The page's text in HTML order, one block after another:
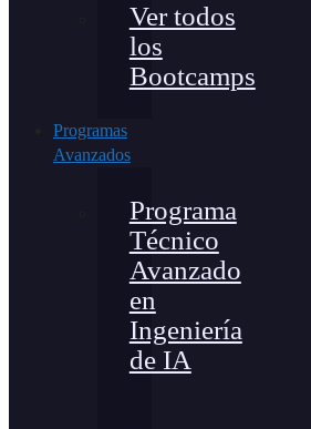
Ver todos
los
Bootcamps
Programas
Avanzados
Programa
Técnico
Avanzado
en
Ingeniería
de IA